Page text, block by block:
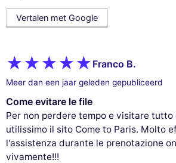
Vertalen met Google
Franco B.
Meer dan een jaar geleden gepubliceerd
Come evitare le file
Per non perdere tempo e visitare tutto
utilissimo il sito Come to Paris. Molto
l'assistenza durante le prenotazione
vivamente!!!